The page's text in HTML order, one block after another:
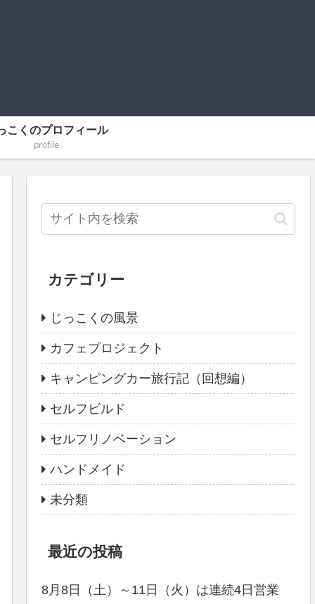
こくのプロフィール
profile
カテゴリー
じっこくの風景
カフェプロジェクト
キャンピングカー旅行記（回想編）
セルフビルド
セルフリノベーション
ハンドメイド
未分類
最近の投稿
8月8日（土）～11日（火）は連続4日営業